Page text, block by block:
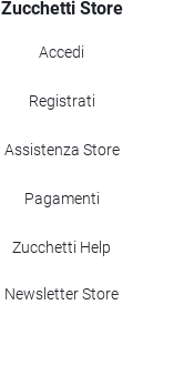
Zucchetti Store
Accedi
Registrati
Assistenza Store
Pagamenti
Zucchetti Help
Newsletter Store